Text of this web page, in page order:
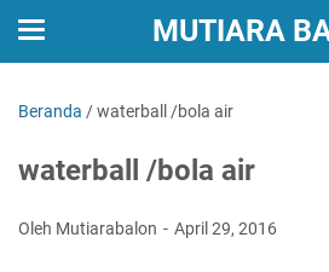
MUTIARA
Beranda /waterball /bola air
waterball /bola air
Oleh Mutiarabalon April 29, 2016